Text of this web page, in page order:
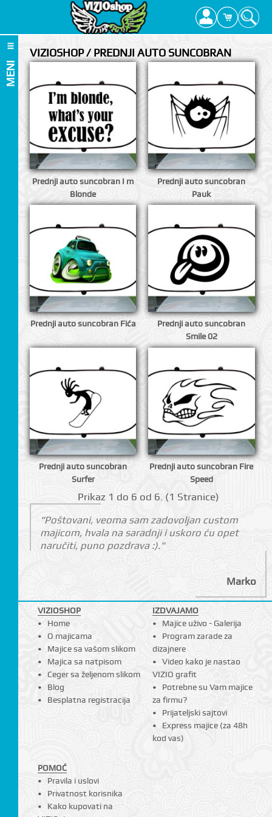
MENI
VIZIOSHOP / PREDNJI AUTO SUNCOBRAN
Prednji auto suncobran I m
Blonde
Prednji auto suncobran
Pauk
Prednji auto suncobran Fića
Prednji auto suncobran
Smile 02
Prednji auto suncobran
Surfer
Prednji auto suncobran Fire
Speed
Prikаz 1 do 6 оd 6. (1 Strаnicе)
"Poštovani, veoma sam zadovoljan custom
majicom, hvala na saradnji i uskoro ću opet
naručiti, puno pozdrava :)."
Marko
VIZIOSHOP
Home
O majicama
Majice sa vašom slikom
Majica sa natpisom
Ceger sa željenom slikom
Blog
Besplatna registracija
IZDVAJAMO
Majice uživo - Galerija
Program zarade za
dizajnere
Video kako je nastao
VIZIO grafit
Potrebne su Vam majice
za firmu?
Prijateljski sajtovi
Express majice (za 48h
kod vas)
POMOĆ
Pravila i uslovi
Privatnost korisnika
Kako kupovati na